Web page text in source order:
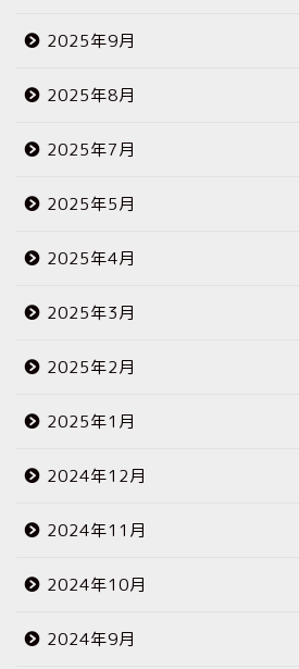
2025年9月
2025年8月
2025年7月
2025年5月
2025年4月
2025年3月
2025年2月
2025年1月
2024年12月
2024年11月
2024年10月
2024年9月